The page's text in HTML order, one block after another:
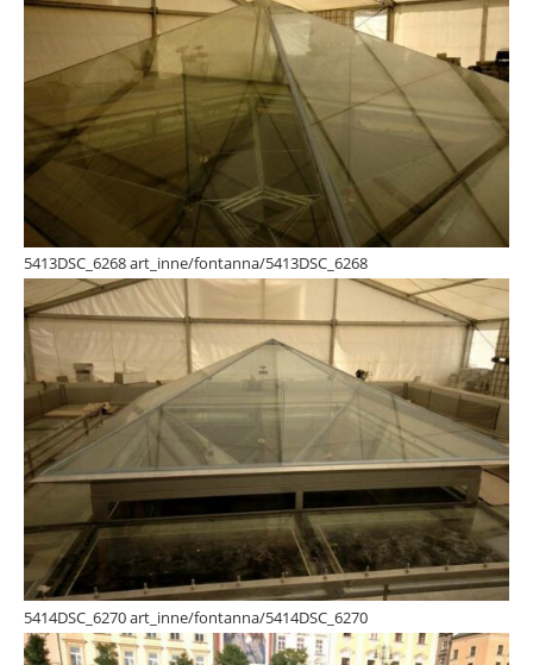
5413DSC_6268 art_inne/fontanna/5413DSC_6268
5414DSC_6270 art_inne/fontanna/5414DSC_6270